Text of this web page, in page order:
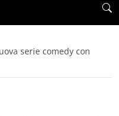
serie comedy con